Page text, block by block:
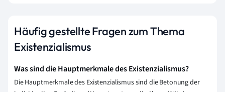
Häufig gestellte Fragen zum Thema
Existenzialismus
Was sind die Hauptmerkmale des Existenzialismus?
Die Hauptmerkmale des Existenzialismus sind die Betonung der